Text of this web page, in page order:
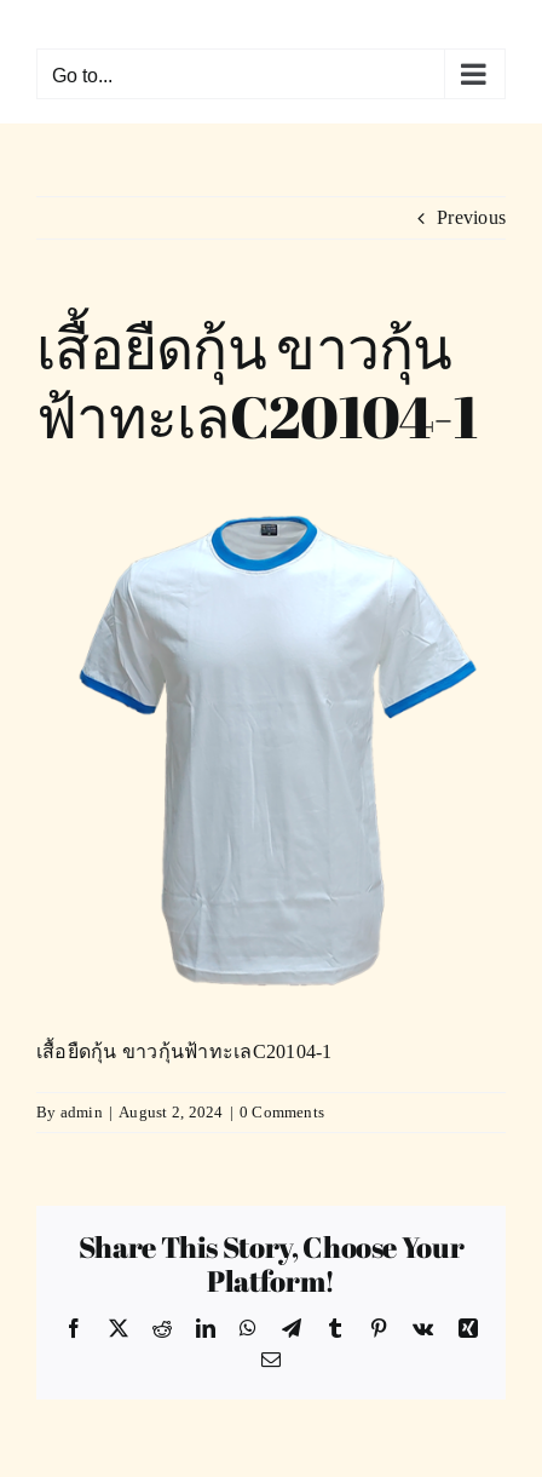
contentGo to...
Previous
เสื้อยืดกุ้น ขาวกุ้น
ฟ้าทะเลC20104-1
เสื้อยืดกุ้น ขาวกุ้นฟ้าทะเลC20104-1
By admin | August 2, 2024 | 0 Comments
Share This Story, Choose Your
Platform!
Facebook
X RedditLinkedInWhatsApp
TelegramTumblr Pinterest
Vk
Xing
Email